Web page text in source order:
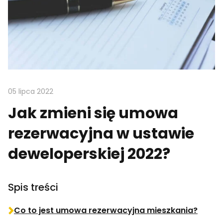
05 lipca 2022
Jak zmieni się umowa
rezerwacyjna w ustawie
deweloperskiej 2022?
Spis treści
Co to jest umowa rezerwacyjna mieszkania?